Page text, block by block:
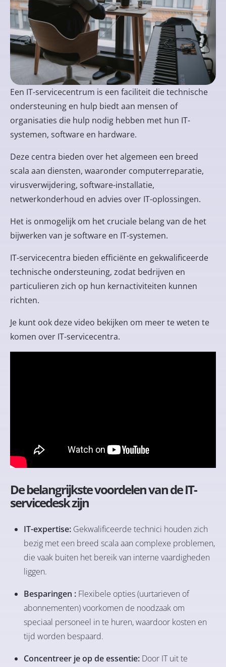
Een IT-servicecentrum is een faciliteit die technische
ondersteuning en hulp biedt aan mensen of
organisaties die hulp nodig hebben met hun IT-
systemen, software en hardware.
Deze centra bieden over het algemeen een breed
scala aan diensten, waaronder computerreparatie,
virusverwijdering, software-installatie,
netwerkonderhoud en advies over IT-oplossingen.
Het is onmogelijk om het cruciale belang van de het
bijwerken van je software en IT-systemen.
IT-servicecentra bieden efficiënte en gekwalificeerde
technische ondersteuning, zodat bedrijven en
particulieren zich op hun kernactiviteiten kunnen
richten.
Je kunt ook deze video bekijken om meer te weten te
komen over IT-servicecentra.
De belangrijkste voordelen van de IT-
servicedesk zijn
IT-expertise: Gekwalificeerde technici houden zich
bezig met een breed scala aan complexe problemen,
die vaak buiten het bereik van interne vaardigheden
liggen.
Besparingen : Flexibele opties (uurtarieven of
abonnementen) voorkomen de noodzaak om
speciaal personeel in te huren, waardoor kosten en
tijd worden bespaard.
Concentreer je op de essentie: Door IT uit te